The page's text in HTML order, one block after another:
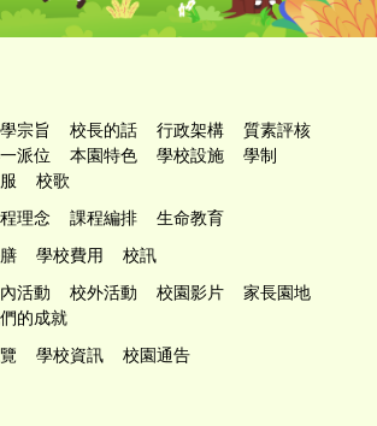
宗旨 校長的話 行政架構
質素評核
派位
本園特色 學校設施
學制
校歌
理念 課程編排
生命教育
學校費用
校訊
活動 校外活動 校園影片
家長園地
的成就
學校資訊
校園通告